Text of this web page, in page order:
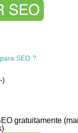
SEO ?
)
gratuitamente